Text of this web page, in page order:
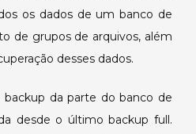
os dados de um banco de
de grupos de arquivos, além
desses dados.
backup da parte do banco de
desde o último backup full.